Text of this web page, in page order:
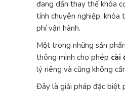
đang dần thay thế khóa
tính chuyên nghiệp, khóa
phí vận hành.
Một trong những sản
thông minh cho phép cài
lý riêng và cũng không
Đây là giải pháp đặc biệt